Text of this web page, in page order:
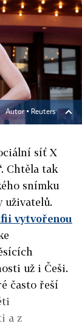
Autor ▪ Reuters
síť X
Chtěla tak
snímku
uživatelů.
vytvořenou
už i Češi.
často řeší
a z